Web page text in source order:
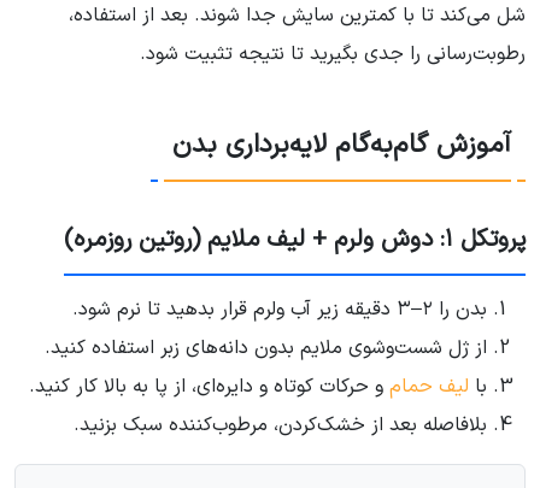
شل می‌کند تا با کمترین سایش جدا شوند. بعد از استفاده،
رطوبت‌رسانی را جدی بگیرید تا نتیجه تثبیت شود.
آموزش گام‌به‌گام لایه‌برداری بدن
پروتکل ۱: دوش ولرم + لیف ملایم (روتین روزمره)
بدن را ۲–۳ دقیقه زیر آب ولرم قرار بدهید تا نرم شود.
از ژل شست‌وشوی ملایم بدون دانه‌های زبر استفاده کنید.
با لیف حمام و حرکات کوتاه و دایره‌ای، از پا به بالا کار کنید.
بلافاصله بعد از خشک‌کردن، مرطوب‌کننده سبک بزنید.